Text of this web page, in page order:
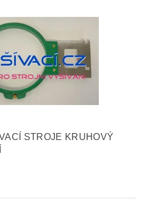
STROJE KRUHOVÝ